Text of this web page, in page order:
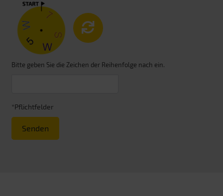
Bitte geben Sie die Zeichen der Reihenfolge nach ein.
*Pflichtfelder
Senden